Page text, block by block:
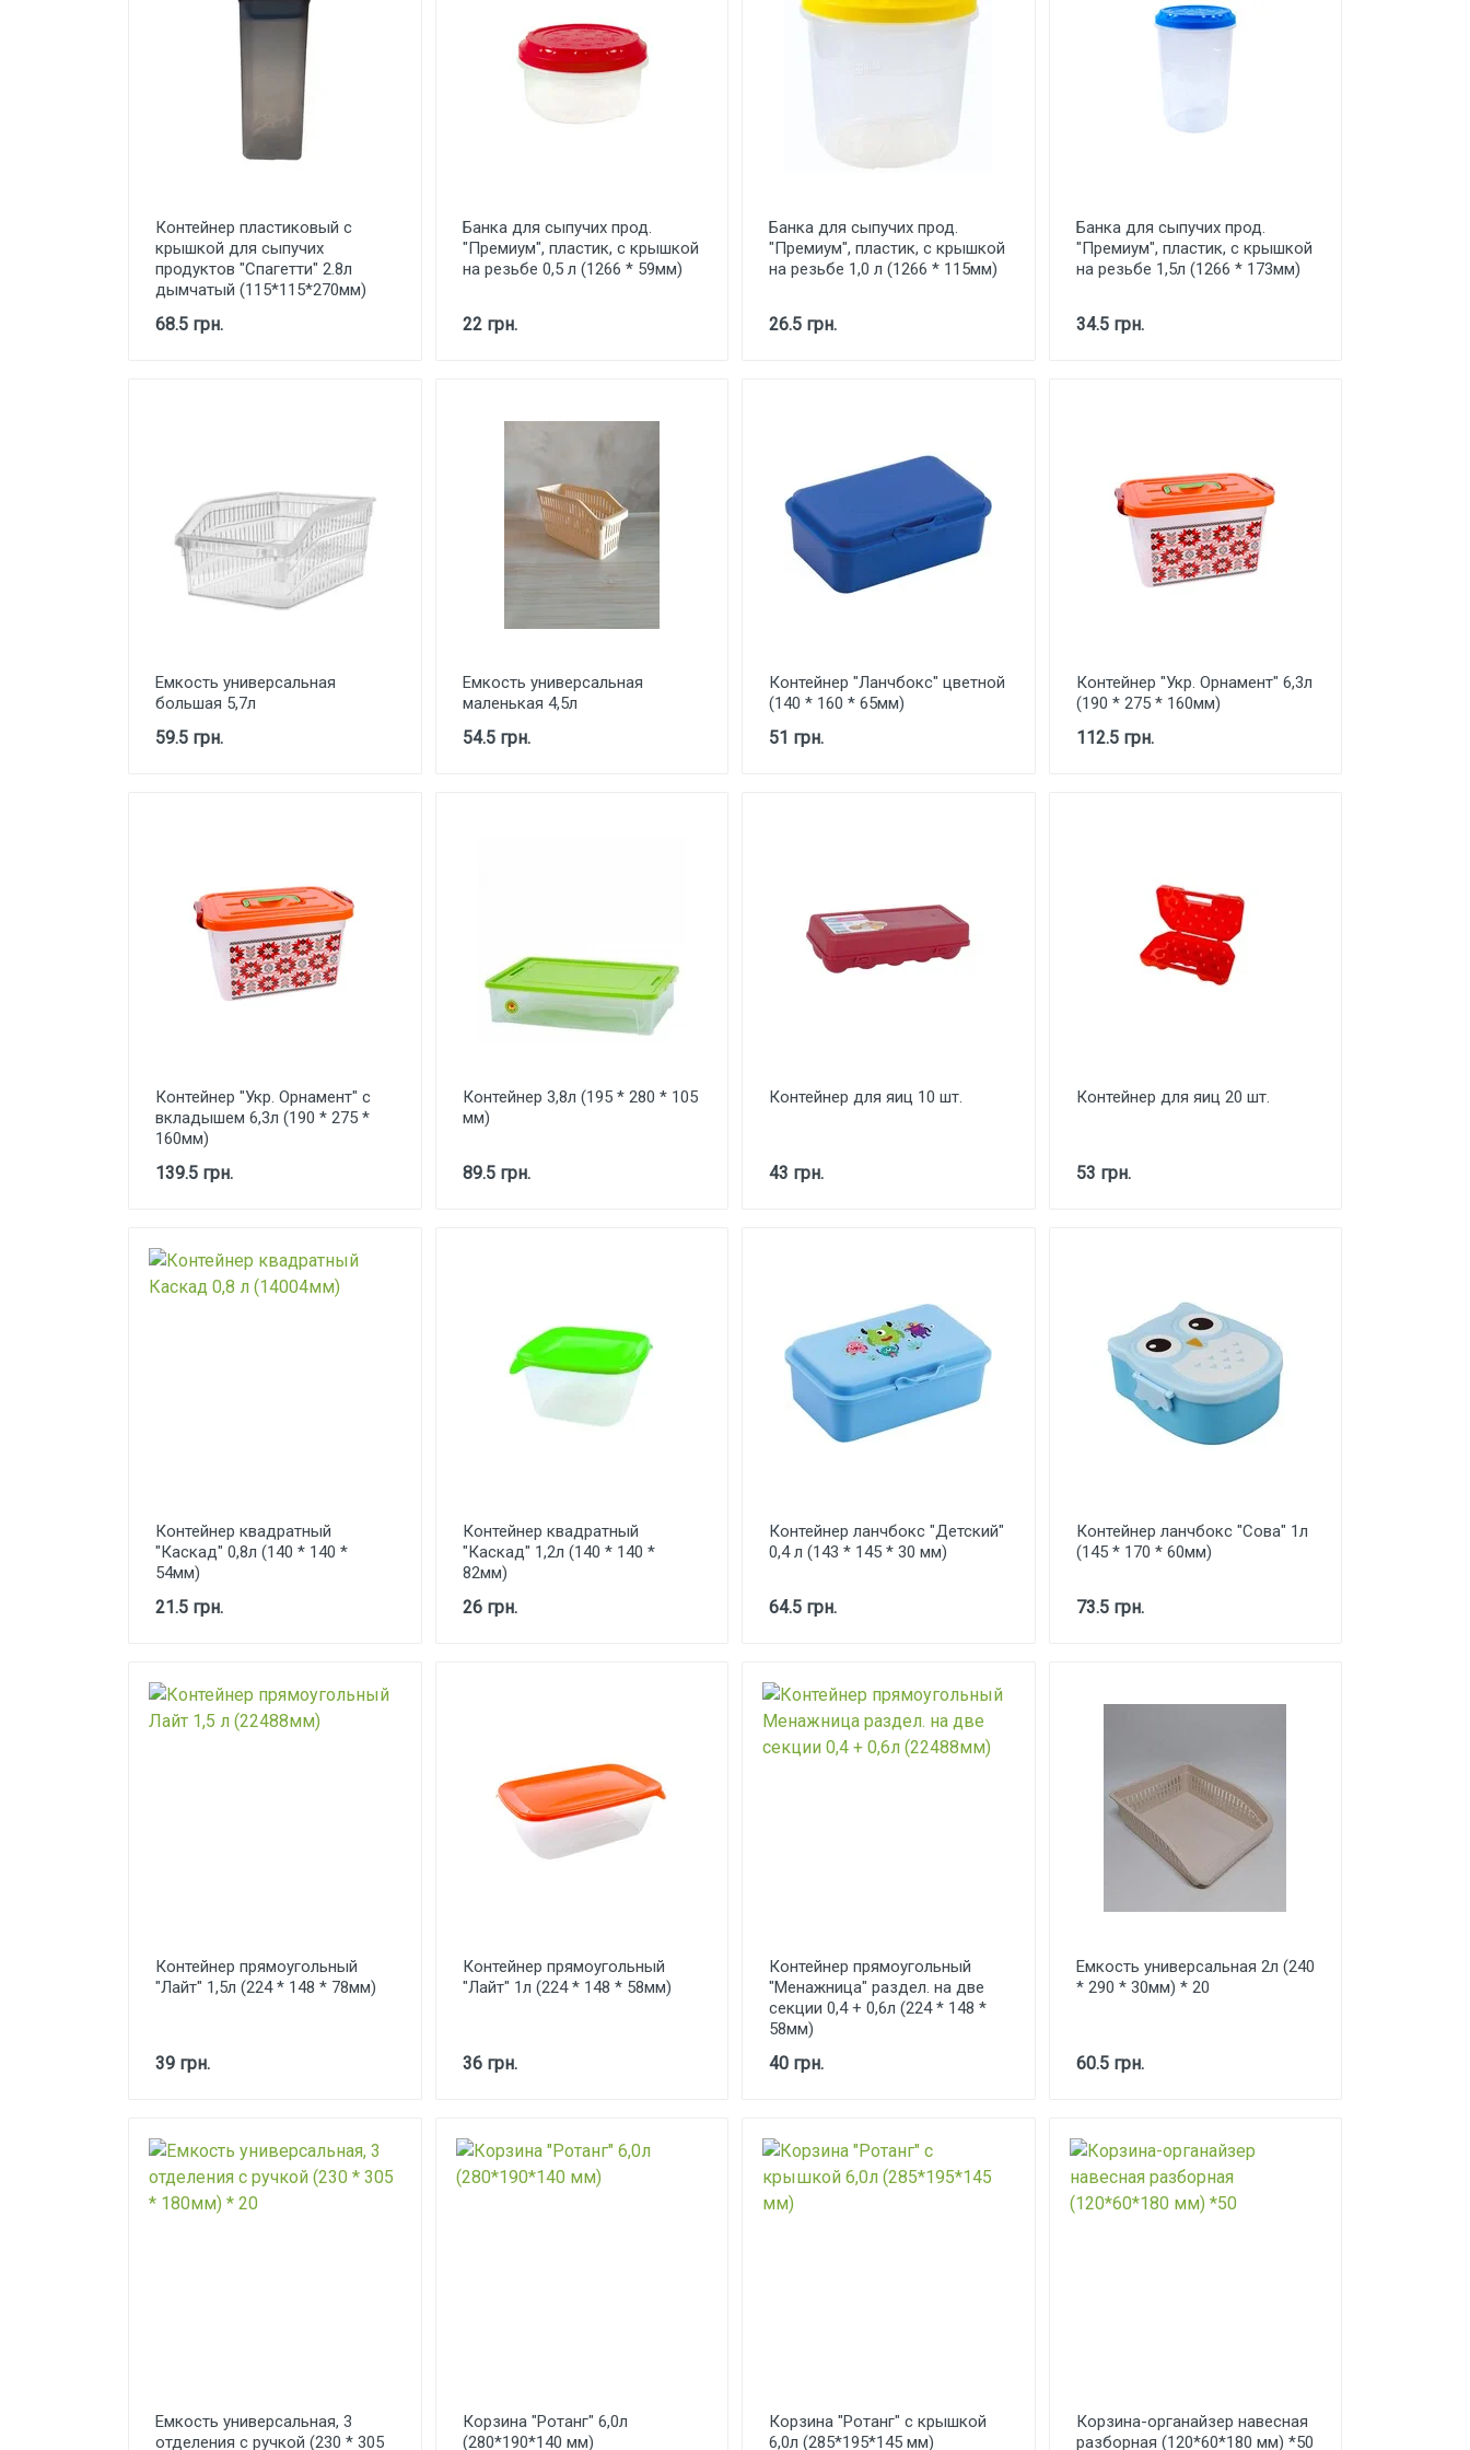
КОСМЕТИКА
СВЕТИЛЬНИКИ И ЛАМПОЧКИ
ЛАМПАДКИ ТА ЗАПАСКИ
АКСЕССУАРЫ
Контейнер пластиковый с
крышкой для сыпучих
продуктов "Спагетти" 2.8л
дымчатый (115*115*270мм)
68.5 грн.
Банка для сыпучих прод.
"Премиум", пластик, с крышкой
на резьбе 0,5 л (1266 * 59мм)
22 грн.
Банка для сыпучих прод.
"Премиум", пластик, с крышкой
на резьбе 1,0 л (1266 * 115мм)
26.5 грн.
Банка для сыпучих прод.
"Премиум", пластик, с крышкой
на резьбе 1,5л (1266 * 173мм)
34.5 грн.
Емкость универсальная
большая 5,7л
59.5 грн.
Емкость универсальная
маленькая 4,5л
54.5 грн.
Контейнер "Ланчбокс" цветной
(140 * 160 * 65мм)
51 грн.
Контейнер "Укр. Орнамент" 6,3л
(190 * 275 * 160мм)
112.5 грн.
Контейнер "Укр. Орнамент" с
вкладышем 6,3л (190 * 275 *
160мм)
139.5 грн.
Контейнер 3,8л (195 * 280 * 105
мм)
89.5 грн.
Контейнер для яиц 10 шт.
43 грн.
Контейнер для яиц 20 шт.
53 грн.
Контейнер квадратный
"Каскад" 0,8л (140 * 140 *
54мм)
21.5 грн.
Контейнер квадратный
"Каскад" 1,2л (140 * 140 *
82мм)
26 грн.
Контейнер ланчбокс "Детский"
0,4 л (143 * 145 * 30 мм)
64.5 грн.
Контейнер ланчбокс "Сова" 1л
(145 * 170 * 60мм)
73.5 грн.
Контейнер прямоугольный
"Лайт" 1,5л (224 * 148 * 78мм)
39 грн.
Контейнер прямоугольный
"Лайт" 1л (224 * 148 * 58мм)
36 грн.
Контейнер прямоугольный
"Менажница" раздел. на две
секции 0,4 + 0,6л (224 * 148 *
58мм)
40 грн.
Емкость универсальная 2л (240
* 290 * 30мм) * 20
60.5 грн.
Емкость универсальная, 3
отделения с ручкой (230 * 305
Корзина "Ротанг" 6,0л
(280*190*140 мм)
Корзина "Ротанг" с крышкой
6,0л (285*195*145 мм)
Корзина-органайзер навесная
разборная (120*60*180 мм) *50